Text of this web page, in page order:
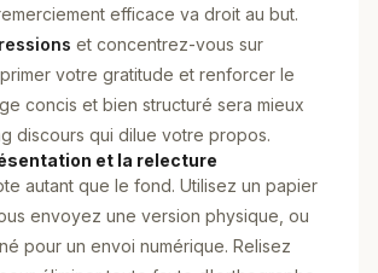
efficace va droit au but.
et concentrez-vous sur
votre gratitude et renforcer le
concis et bien structuré sera mieux
discours qui dilue votre propos.
et la relecture
autant que le fond. Utilisez un papier
envoyez une version physique, ou
pour un envoi numérique. Relisez